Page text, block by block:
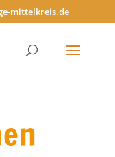
mittelkreis.de